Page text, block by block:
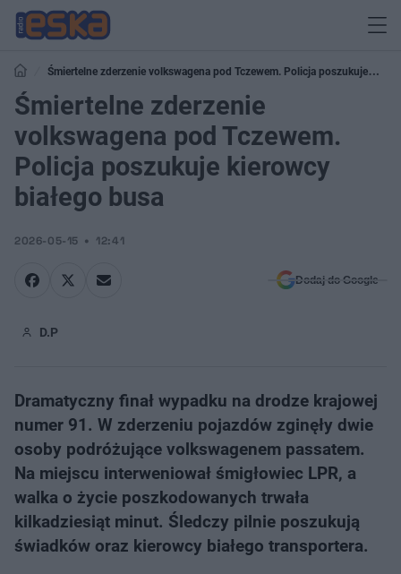
Śmiertelne zderzenie volkswagena pod Tczewem. Policja poszukuje
kierowcy białego busa
Śmiertelne zderzenie
volkswagena pod Tczewem.
Policja poszukuje kierowcy
białego busa
2026-05-15 12:41
Dodaj do Google
D.P
Dramatyczny finał wypadku na drodze krajowej
numer 91. W zderzeniu pojazdów zginęły dwie
osoby podróżujące volkswagenem passatem.
Na miejscu interweniował śmigłowiec LPR, a
walka o życie poszkodowanych trwała
kilkadziesiąt minut. Śledczy pilnie poszukują
świadków oraz kierowcy białego transportera.